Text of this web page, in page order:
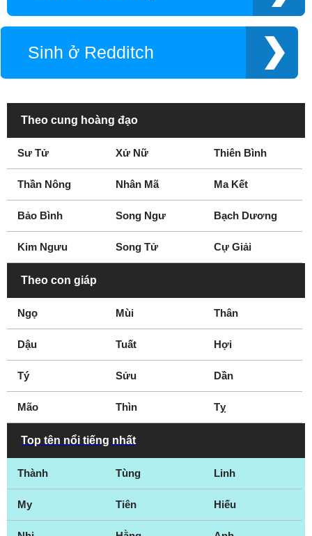
Coventry
Croydon
Doncaster
Exeter
Frimley
Fulham
Gateshead
Gloucester
Gloucestershire
Grantham
Gravesend
Hertfordshire
Hillingdon
Ipswich
Keighley
Kent
Sinh ở Redditch
Theo cung hoàng đạo
Sư Tử Xử Nữ Thiên Bình
Thần Nông Nhân Mã Ma Kết
Bảo Bình Song Ngư Bạch Dương
Kim Ngưu Song Tử Cự Giải
Theo con giáp
Ngọ Mùi Thân
Dậu Tuất Hợi
Tý Sửu Dần
Mão Thìn Tỵ
Top tên nổi tiếng nhất
Thành Tùng Linh
My Tiên Hiếu